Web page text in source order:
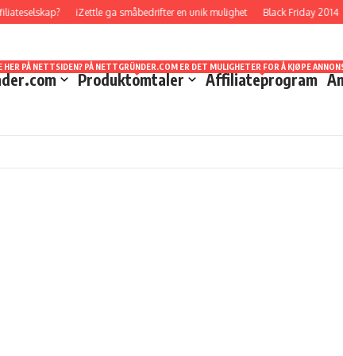
iZettle ga småbedrifter en unik mulighet Black Friday 2014
MYE I LØPET AV DE ÅRENE JEG HAR HOLDT PÅ. DET ER MULIG Å STARTE
Produktomtaler
VELGER Å KALLE SVINDELFORSØK/SCAM DA DETTE ER NOE SOM KAN LURE
Affiliateprogram
SEG TIL NÅR DET GJELDER STATISTIKKER OG
HER PÅ NETTSIDEN? PÅ NETTGRÜNDER.COM ER DET MULIGHETER FOR Å KJØPE